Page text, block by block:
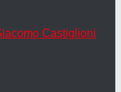
Castiglioni